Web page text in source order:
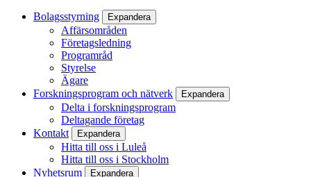
Bolagsstyrning Expandera
Affärsområden
Företagsledning
Programråd
Styrelse
Ägare
Forskningsprogram och nätverk
Expandera
Delta i forskningsprogram
Deltagande företag
Kontakt
Expandera
Hitta till oss i Luleå
Hitta till oss i Stockholm
Nyhetsrum
Expandera